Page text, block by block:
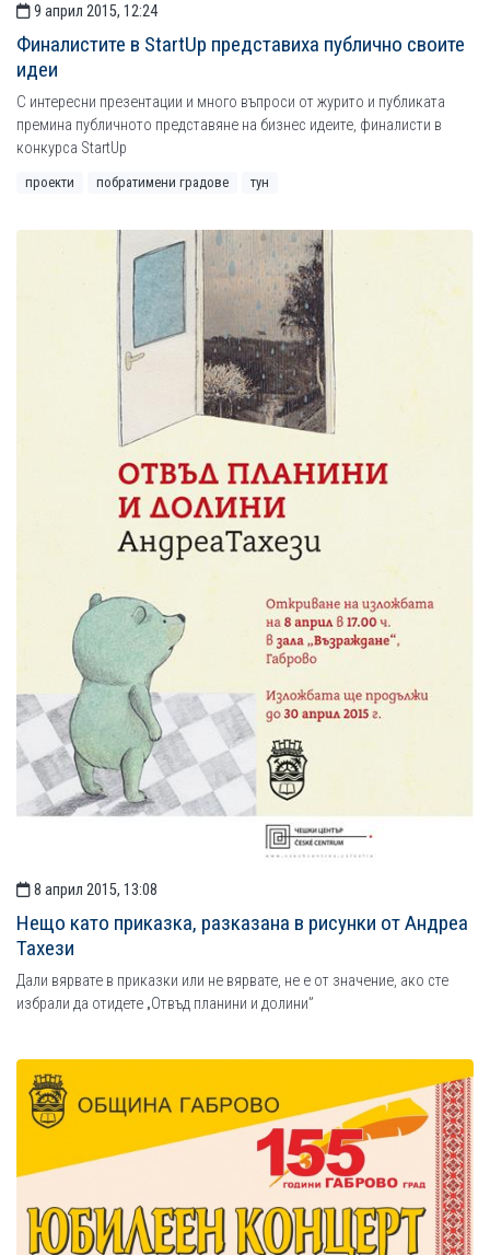
9 април 2015, 12:24
Финалистите в StartUp представиха публично своите
идеи
С интересни презентации и много въпроси от журито и публиката
премина публичното представяне на бизнес идеите, финалисти в
конкурса StartUp
проекти побратимени градове тун
8 април 2015, 13:08
Нещо като приказка, разказана в рисунки от Андреа
Тахези
Дали вярвате в приказки или не вярвате, не е от значение, ако сте
избрали да отидете „Отвъд планини и долини”